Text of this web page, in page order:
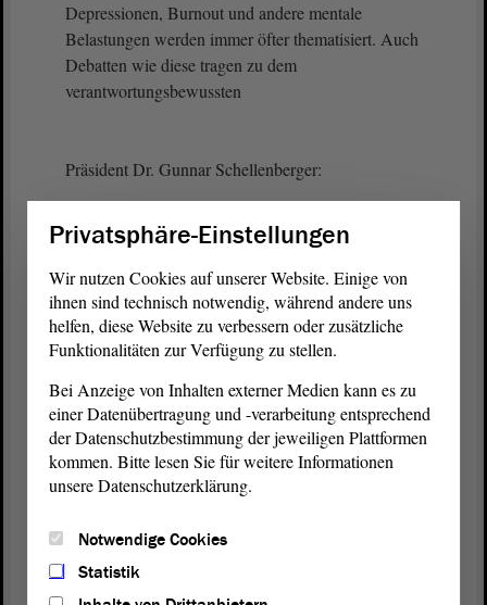
Depressionen, Burnout und andere mentale
Belastungen werden immer öfter thematisiert. Auch
Debatten wie diese tragen zu dem
verantwortungsbewussten
Präsident Dr. Gunnar Schellenberger:
Kommen Sie bitte zum Schluss.
Dr. Katja Pähle (SPD):
Umgang mit dem Problem und zu einer
Dank für Ihre Aufmerksamkeit.
(Zustimmung)
Präsident Dr. Gunnar Schellenberger:
Privatsphäre-Einstellungen
Wir nutzen Cookies auf unserer Website. Einige von
ihnen sind technisch notwendig, während andere uns
helfen, diese Website zu verbessern oder zusätzliche
Funktionalitäten zur Verfügung zu stellen.
Bei Anzeige von Inhalten externer Medien kann es zu
einer Datenübertragung und -verarbeitung entsprechend
der Datenschutzbestimmung der jeweiligen Plattformen
kommen. Bitte lesen Sie für weitere Informationen
unsere Datenschutzerklärung.
Notwendige Cookies
Statistik